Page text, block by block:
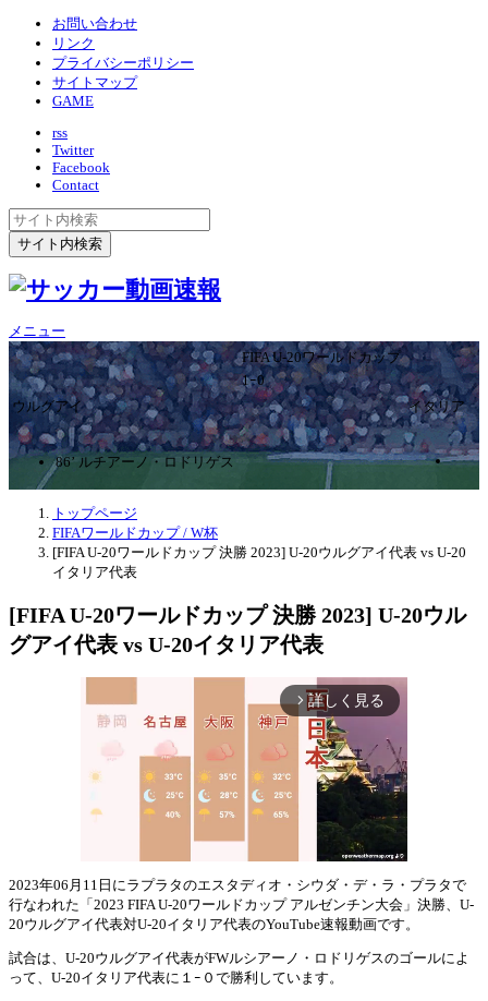
お問い合わせ
リンク
プライバシーポリシー
サイトマップ
GAME
rss
Twitter
Facebook
Contact
メニュー
FIFA U-20ワールドカップ
1ｰ0
ウルグアイ
イタリア
86’ ルチアーノ・ロドリゲス
トップページ
FIFAワールドカップ / W杯
[FIFA U-20ワールドカップ 決勝 2023] U-20ウルグアイ代表 vs U-20
イタリア代表
[FIFA U-20ワールドカップ 決勝 2023] U-20ウル
グアイ代表 vs U-20イタリア代表
arrow_forward_ios 詳しく見る
Mute
2023年06月11日にラプラタのエスタディオ・シウダ・デ・ラ・プラタで
行なわれた「2023 FIFA U-20ワールドカップ アルゼンチン大会」決勝、U-
20ウルグアイ代表対U-20イタリア代表のYouTube速報動画です。
試合は、U-20ウルグアイ代表がFWルシアーノ・ロドリゲスのゴールによ
って、U-20イタリア代表に１ｰ０で勝利しています。